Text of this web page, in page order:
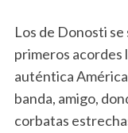
Los de Donosti se
primeros acordes
auténtica
banda, amigo,
corbatas